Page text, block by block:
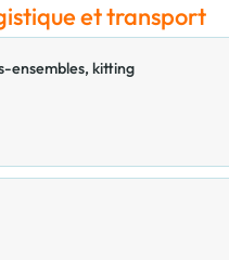
et transport
ensembles, kitting